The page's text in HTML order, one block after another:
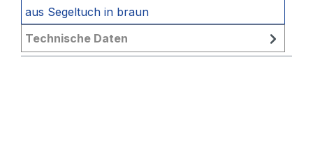
aus Segeltuch in braun
Technische Daten